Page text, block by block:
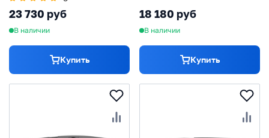
рукоять алюминий, чёрный
23 730 руб
В наличии
Купить
18 180 руб
В наличии
Купить